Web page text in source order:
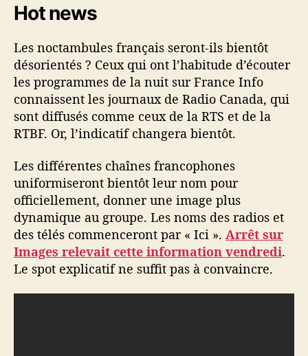
Hot news
Les noctambules français seront-ils bientôt
désorientés ? Ceux qui ont l’habitude d’écouter
les programmes de la nuit sur France Info
connaissent les journaux de Radio Canada, qui
sont diffusés comme ceux de la RTS et de la
RTBF. Or, l’indicatif changera bientôt.
Les différentes chaînes francophones
uniformiseront bientôt leur nom pour
officiellement, donner une image plus
dynamique au groupe. Les noms des radios et
des télés commenceront par « Ici ». Arrêt sur
Images relevait cette information vendredi.
Le spot explicatif ne suffit pas à convaincre.